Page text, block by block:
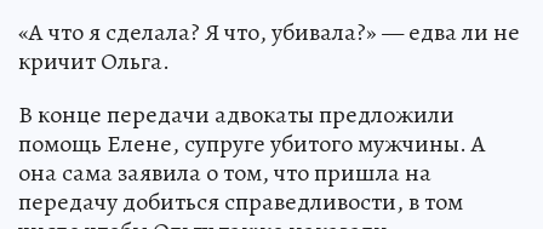
«А что я сделала? Я что, убивала?» — едва ли не
кричит Ольга.
В конце передачи адвокаты предложили
помощь Елене, супруге убитого мужчины. А
она сама заявила о том, что пришла на
передачу добиться справедливости, в том